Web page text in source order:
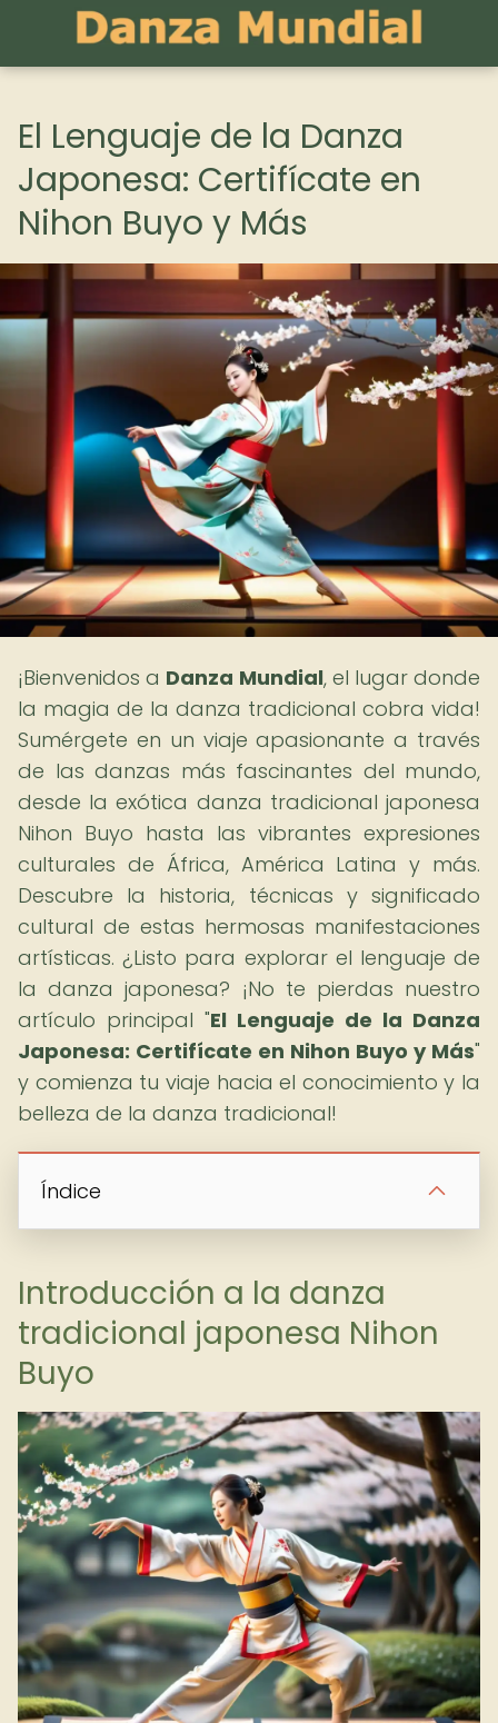
El Lenguaje de la Danza
Japonesa: Certifícate en
Nihon Buyo y Más
¡Bienvenidos a Danza Mundial, el lugar donde
la magia de la danza tradicional cobra vida!
Sumérgete en un viaje apasionante a través
de las danzas más fascinantes del mundo,
desde la exótica danza tradicional japonesa
Nihon Buyo hasta las vibrantes expresiones
culturales de África, América Latina y más.
Descubre la historia, técnicas y significado
cultural de estas hermosas manifestaciones
artísticas. ¿Listo para explorar el lenguaje de
la danza japonesa? ¡No te pierdas nuestro
artículo principal "El Lenguaje de la Danza
Japonesa: Certifícate en Nihon Buyo y Más"
y comienza tu viaje hacia el conocimiento y la
belleza de la danza tradicional!
Índice
Introducción a la danza
tradicional japonesa Nihon
Buyo